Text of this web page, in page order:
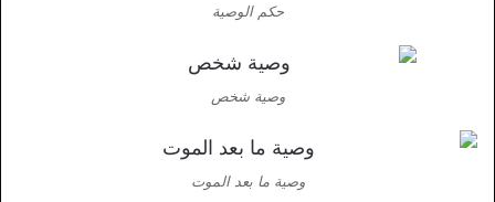
حكم الوصية
وصية شخص
وصية ما بعد الموت